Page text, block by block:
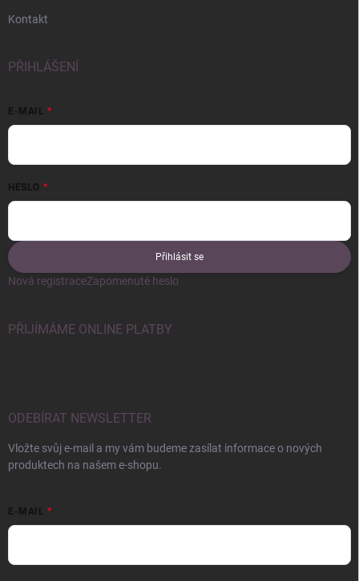
Kontakt
PŘIHLÁŠENÍ
E-MAIL
HESLO
Přihlásit se
Nová registraceZapomenuté heslo
PŘIJÍMÁME ONLINE PLATBY
ODEBÍRAT NEWSLETTER
Vložte svůj e-mail a my vám budeme zasílat informace o nových
produktech na našem e-shopu.
E-MAIL